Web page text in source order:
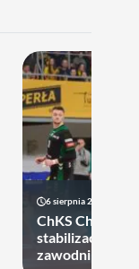
6 sierpnia 2026 10:14
ChKS Chełm
stabilizację.
zawodników